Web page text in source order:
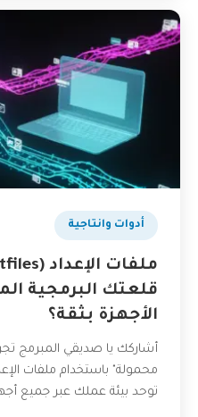
أدوات وانتاجية
قلعتك البرمجية
الأجهزة بثقة؟
أشاركك يا صديقي المبرمج
توحد بيئة عملك عبر جميع